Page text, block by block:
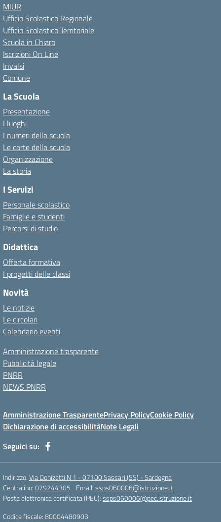
MIUR
Ufficio Scolastico Regionale
Ufficio Scolastico Territoriale
Scuola in Chiaro
Iscrizioni On Line
Invalsi
Comune
La Scuola
Presentazione
I luoghi
I numeri della scuola
Le carte della scuola
Organizzazione
La storia
I Servizi
Personale scolastico
Famiglie e studenti
Percorsi di studio
Didattica
Offerta formativa
I progetti delle classi
Novità
Le notizie
Le circolari
Calendario eventi
Amministrazione trasparente
Pubblicità legale
PNRR
NEWS PNRR
Amministrazione TrasparentePrivacy PolicyCookie Policy
Dichiarazione di accessibilitàNote Legali
Seguici su:
Indirizzo:Via Donizetti N 1 - 07100 Sassari (SS) - Sardegna
Centralino:079244305 Email:ssps060006@istruzione.it
Posta elettronica certificata (PEC):ssps060006@pec.istruzione.it
Codice fiscale: 80004480903